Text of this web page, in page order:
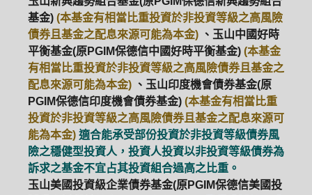
基金) (本基金有相當比重投資於非投資等級之高風險
債券且基金之配息來源可能為本金) 、玉山中國好時
平衡基金(原PGIM保德信中國好時平衡基金) (本基金
有相當比重投資於非投資等級之高風險債券且基金之
配息來源可能為本金) 、玉山印度機會債券基金(原
PGIM保德信印度機會債券基金) (本基金有相當比重
投資於非投資等級之高風險債券且基金之配息來源可
能為本金) 適合能承受部份投資於非投資等級債券風
險之穩健型投資人，投資人投資以非投資等級債券為
訴求之基金不宜占其投資組合過高之比重。
玉山美國投資級企業債券基金(原PGIM保德信美國投